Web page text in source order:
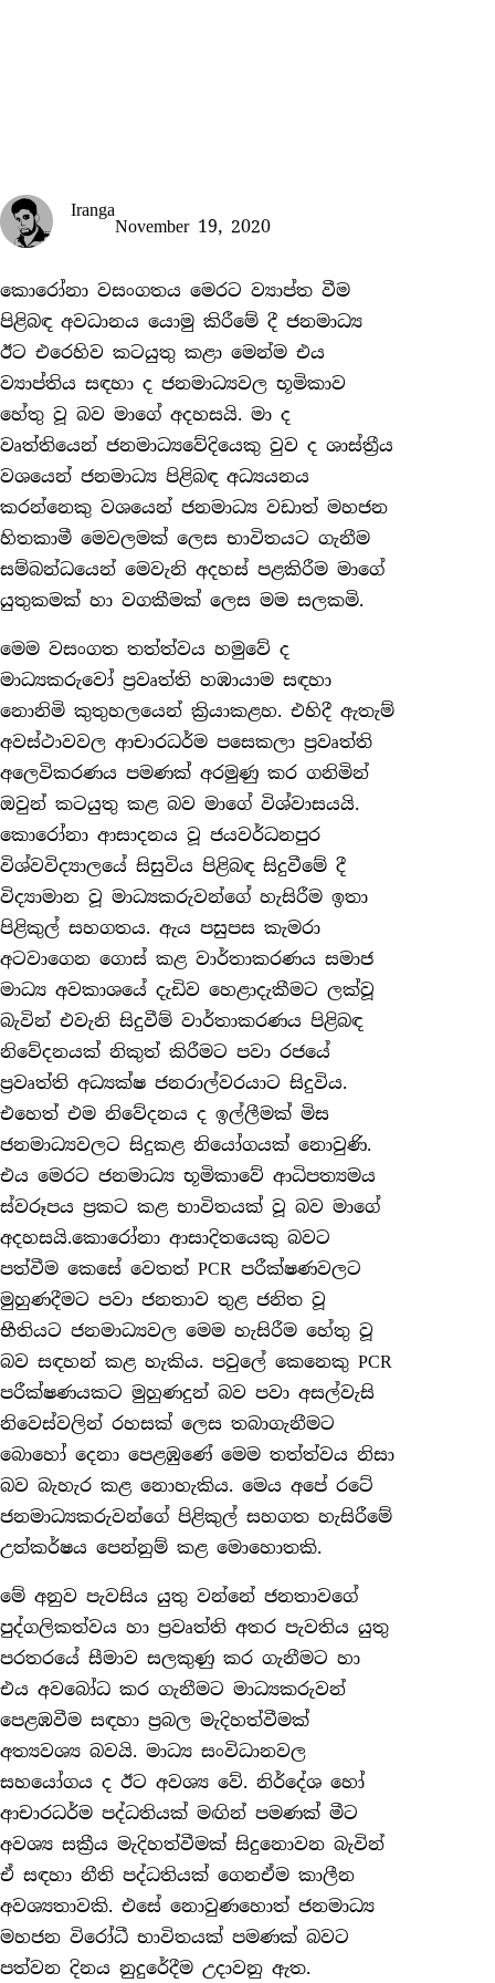
Iranga
November 19, 2020
කොරෝනා වසංගතය මෙරට ව්‍යාප්ත වීම
පිළිබඳ අවධානය යොමු කිරීමේ දී ජනමාධ්‍ය
ඊට එරෙහිව කටයුතු කළා මෙන්ම එය
ව්‍යාප්තිය සඳහා ද ජනමාධ්‍යවල භූමිකාව
හේතු වූ බව මාගේ අදහසයි. මා ද
වෘත්තියෙන් ජනමාධ්‍යවේදියෙකු වුව ද ශාස්ත්‍රීය
වශයෙන් ජනමාධ්‍ය පිළිබඳ අධ්‍යයනය
කරන්නෙකු වශයෙන් ජනමාධ්‍ය වඩාත් මහජන
හිතකාමී මෙවලමක් ලෙස භාවිතයට ගැනීම
සම්බන්ධයෙන් මෙවැනි අදහස් පළකිරීම මාගේ
යුතුකමක් හා වගකීමක් ලෙස මම සලකමි.
මෙම වසංගත තත්ත්වය හමුවේ ද
මාධ්‍යකරුවෝ ප්‍රවෘත්ති හඹායාම සඳහා
නොනිමි කුතුහලයෙන් ක්‍රියාකළහ. එහිදී ඇතැම්
අවස්ථාවවල ආචාරධර්ම පසෙකලා ප්‍රවෘත්ති
අලෙවිකරණය පමණක් අරමුණු කර ගනිමින්
ඔවුන් කටයුතු කළ බව මාගේ විශ්වාසයයි.
කොරෝනා ආසාදනය වූ ජයවර්ධනපුර
විශ්වවිද්‍යාලයේ සිසුවිය පිළිබඳ සිදුවීමේ දී
විද්‍යාමාන වූ මාධ්‍යකරුවන්ගේ හැසිරීම ඉතා
පිළිකුල් සහගතය. ඇය පසුපස කැමරා
අටවාගෙන ගොස් කළ වාර්තාකරණය සමාජ
මාධ්‍ය අවකාශයේ දැඩිව හෙළාදැකීමට ලක්වූ
බැවින් එවැනි සිදුවීම් වාර්තාකරණය පිළිබඳ
නිවේදනයක් නිකුත් කිරීමට පවා රජයේ
ප්‍රවෘත්ති අධ්‍යක්ෂ ජනරාල්වරයාට සිදුවිය.
එහෙත් එම නිවේදනය ද ඉල්ලීමක් මිස
ජනමාධ්‍යවලට සිදුකළ නියෝගයක් නොවුණි.
එය මෙරට ජනමාධ්‍ය භූමිකාවේ ආධිපත්‍යමය
ස්වරූපය ප්‍රකට කළ භාවිතයක් වූ බව මාගේ
අදහසයි.කොරෝනා ආසාදිතයෙකු බවට
පත්වීම කෙසේ වෙතත් PCR පරීක්ෂණවලට
මුහුණදීමට පවා ජනතාව තුළ ජනිත වූ
භීතියට ජනමාධ්‍යවල මෙම හැසිරීම හේතු වූ
බව සඳහන් කළ හැකිය. පවුලේ කෙනෙකු PCR
පරීක්ෂණයකට මුහුණදුන් බව පවා අසල්වැසි
නිවෙස්වලින් රහසක් ලෙස තබාගැනීමට
බොහෝ දෙනා පෙළඹුණේ මෙම තත්ත්වය නිසා
බව බැහැර කළ නොහැකිය. මෙය අ⁣පේ රටේ
ජනමාධ්‍යකරුවන්ගේ පිළිකුල් සහගත හැසිරීමේ
උත්කර්ෂය පෙන්නුම් කළ මොහොතකි.
මේ අනුව පැවසිය යුතු වන්නේ ජනතාවගේ
පුද්ගලිකත්වය හා ප්‍රවෘත්ති අතර පැවතිය යුතු
පරතරයේ සීමාව සලකුණු කර ගැනීමට හා
එය අවබෝධ කර ගැනීමට මාධ්‍යකරුවන්
පෙළඹවීම සඳහා ප්‍රබල මැදිහත්වීමක්
අත්‍යවශ්‍ය බවයි. මාධ්‍ය සංවිධානවල
සහයෝගය ද ඊට අවශ්‍ය වේ. නිර්දේශ හෝ
ආචාරධර්ම පද්ධතියක් මඟින් පමණක් මීට
අවශ්‍ය සක්‍රීය මැදිහත්වීමක් සිදුනොවන බැවින්
ඒ සඳහා නීති පද්ධතියක් ගෙනඒම කාලීන
අවශ්‍යතාවකි. එසේ නොවුණහොත් ජනමාධ්‍ය
මහජන විරෝධී භාවිතයක් පමණක් බවට
පත්වන දිනය නුදුරේදීම උදාවනු ඇත.